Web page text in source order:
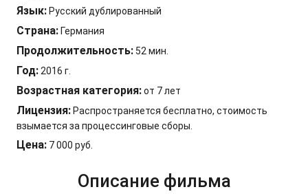
Язык:Русский дублированный
Страна:Германия
Продолжительность: 52 мин.
Год: 2016 г.
Возрастная категория:от 7 лет
Лицензия:Распространяется бесплатно, стоимость
взымается за процессинговые сборы.
Цена: 7 000 руб.
Описание фильма